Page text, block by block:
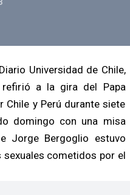
Universidad de Chile,
a la gira del Papa
Chile y Perú durante siete
domingo con una misa
Jorge Bergoglio estuvo
cometidos por el